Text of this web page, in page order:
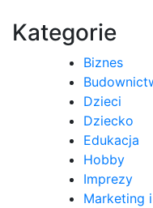
Kategorie
Biznes
Dzieci
Dziecko
Edukacja
Hobby
Imprezy
Marketing